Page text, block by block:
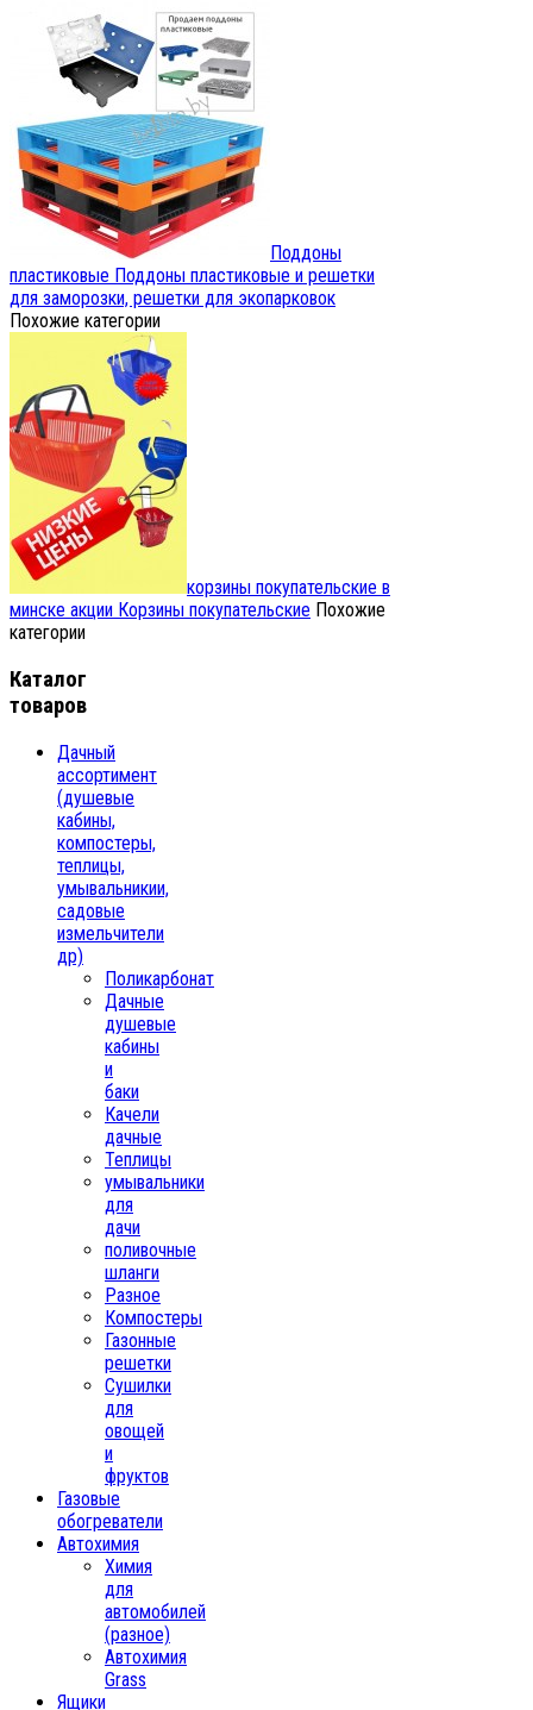
Поддоны
пластиковые Поддоны пластиковые и решетки
для заморозки, решетки для экопарковок
Похожие категории
корзины покупательские в
минске акции Корзины покупательские Похожие
категории
Каталог
товаров
Дачный
ассортимент
(душевые
кабины,
компостеры,
теплицы,
умывальникии,
садовые
измельчители
др)
Поликарбонат
Дачные
душевые
кабины
и
баки
Качели
дачные
Теплицы
умывальники
для
дачи
поливочные
шланги
Разное
Компостеры
Газонные
решетки
Сушилки
для
овощей
и
фруктов
Газовые
обогреватели
Автохимия
Химия
для
автомобилей
(разное)
Автохимия
Grass
Ящики